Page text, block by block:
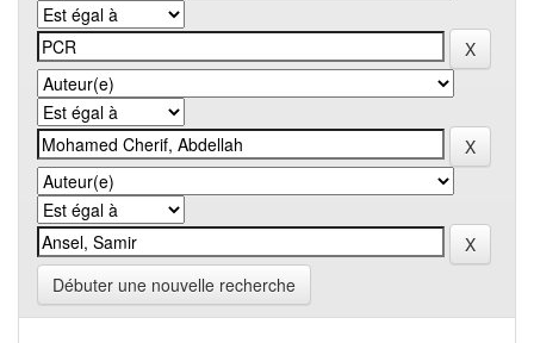
Débuter une nouvelle recherche